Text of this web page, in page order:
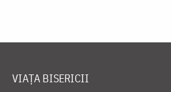
VIAȚA BISERICII